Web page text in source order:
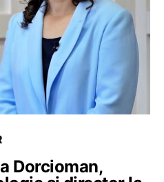
Dorcioman,